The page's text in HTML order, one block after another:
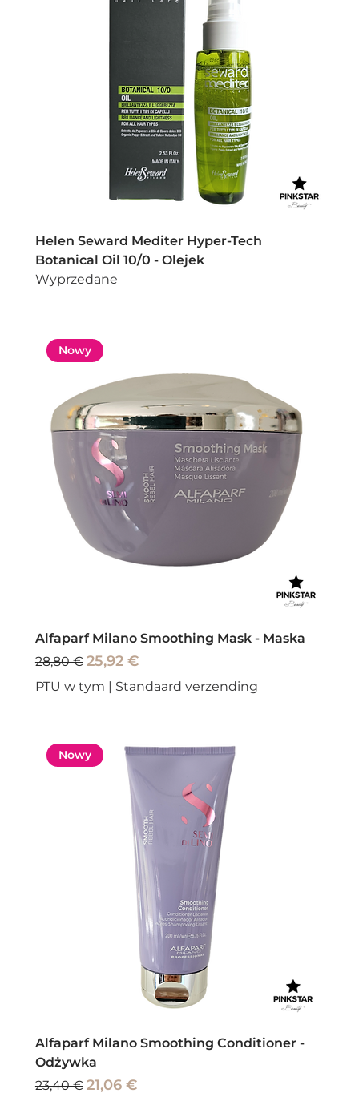
Helen Seward Mediter Hyper-Tech
Botanical Oil 10/0 - Olejek
Wyprzedane
Nowy
Alfaparf Milano Smoothing Mask - Maska
Regularna cena
28,80 € Cena rabatowa
25,92 €
PTU w tym | Standaard verzending
Nowy
Alfaparf Milano Smoothing Conditioner -
Odżywka
Regularna cena
23,40 € Cena rabatowa
21,06 €